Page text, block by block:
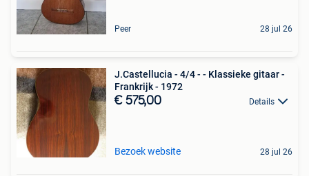
Peer 28 jul 26
J.Castellucia - 4/4 - - Klassieke gitaar -
Frankrijk - 1972
€ 575,00 Details
Bezoek website 28 jul 26